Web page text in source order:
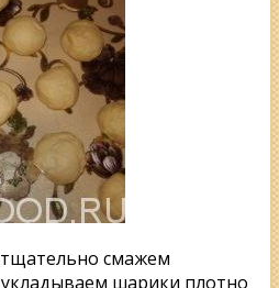
смажем
шарики плотно